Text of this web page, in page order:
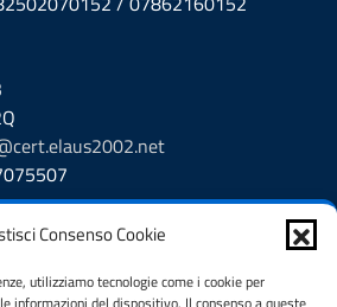
Consenso Cookie
utilizziamo tecnologie come i cookie per